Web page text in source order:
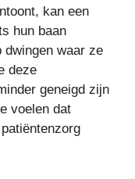
kan een
hun baan
dwingen waar ze
deze
geneigd zijn
voelen dat